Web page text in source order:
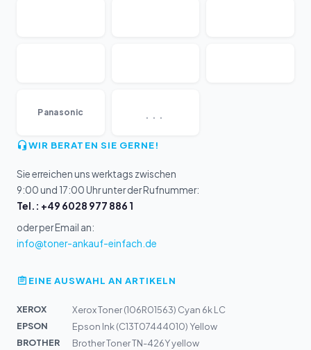
Panasonic ...
WIR BERATEN SIE GERNE!
Sie erreichen uns werktags zwischen
9:00 und 17:00 Uhr unter der Rufnummer:
Tel.: +49 6028 977 886 1
oder per Email an:
info@toner-ankauf-einfach.de
EINE AUSWAHL AN ARTIKELN
XEROX
Xerox Toner (106R01563) Cyan 6k LC
EPSON
Epson Ink (C13T07444010) Yellow
BROTHER
Brother Toner TN-426Y yellow